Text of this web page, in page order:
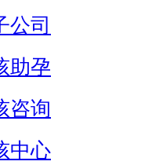
公司
助孕
咨询
中心